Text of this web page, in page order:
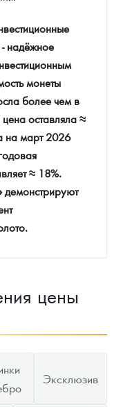
надёжное
монеты
более чем в
оставляла ≈
на март 2026
≈ 18%.
цены
Эксклюзив